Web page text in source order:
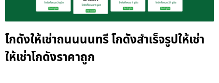
โกดังให้เช่าถนนนนทรี โกดังสำเร็จรูปให้เช่า
ให้เช่าโกดังราคาถูก